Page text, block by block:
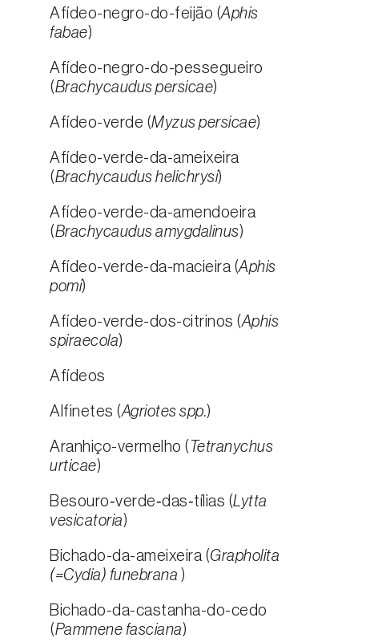
Afídeo-negro-do-feijão (Aphis
fabae)
Afídeo-negro-do-pessegueiro
(Brachycaudus persicae)
Afídeo-verde (Myzus persicae)
Afídeo-verde-da-ameixeira
(Brachycaudus helichrysi)
Afídeo-verde-da-amendoeira
(Brachycaudus amygdalinus)
Afídeo-verde-da-macieira (Aphis
pomi)
Afídeo-verde-dos-citrinos (Aphis
spiraecola)
Afídeos
Alfinetes (Agriotes spp.)
Aranhiço-vermelho ( Tetranychus
urticae)
Besouro‑verde‑das‑tílias (Lytta
vesicatoria)
Bichado-da-ameixeira (Grapholita
(=Cydia) funebrana )
Bichado-da-castanha-do-cedo
(Pammene fasciana)